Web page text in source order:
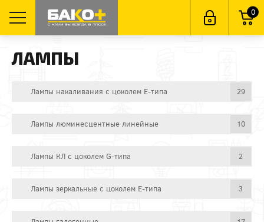
0
ЛАМПЫ
Лампы накаливания с цоколем E-типа 29
Лампы люминесцентные линейные 10
Лампы КЛ с цоколем G-типа 2
Лампы зеркальные с цоколем E-типа 3